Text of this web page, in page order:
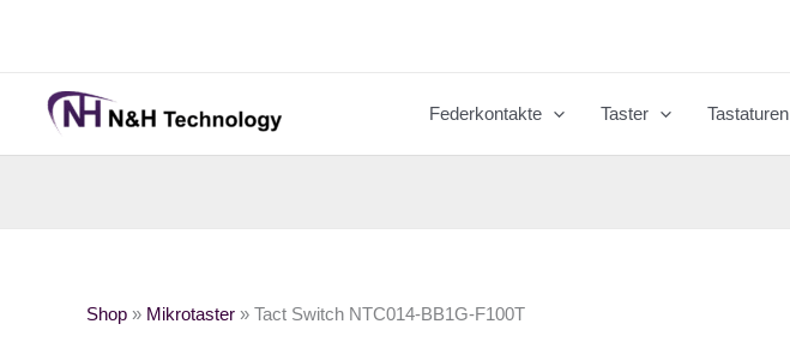
Federkontakte Taster Tastaturen
Shop » Mikrotaster » Tact Switch NTC014-BB1G-F100T